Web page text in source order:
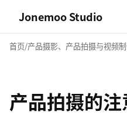
Jonemoo Studio
首页 产品摄影、产品拍摄与视频
产品拍摄的